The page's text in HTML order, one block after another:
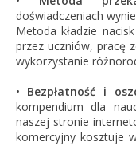
doświadczeniach
Metoda kładzie
przez uczniów, pracę
wykorzystanie
• Bezpłatność i
kompendium dla
naszej stronie
komercyjny kosztuje